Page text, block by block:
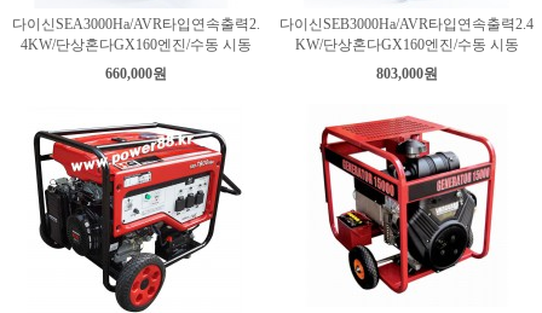
다이신SEA3000Ha/AVR타입연속출력2.
4KW/단상혼다GX160엔진/수동 시동
660,000원
다이신SEB3000Ha/AVR타입연속출력2.4
KW/단상혼다GX160엔진/수동 시동
803,000원